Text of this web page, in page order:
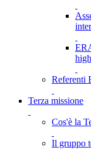
Referenti
Terza missione
Cos'è la
Il gruppo